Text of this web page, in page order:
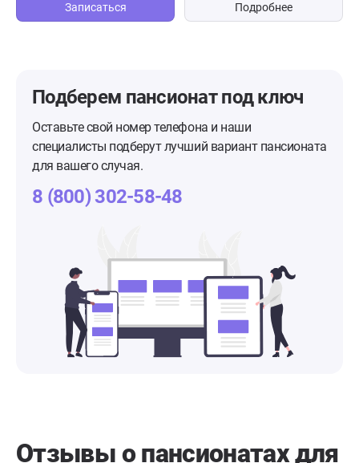
Записаться Подробнее
Подберем пансионатпод ключ
Оставьте свой номер телефона и наши
специалисты подберут лучший вариант пансионата
для вашего случая.
8 (800) 302-58-48
Отзывы о пансионатах для